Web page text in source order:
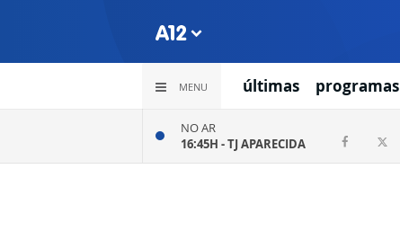
MENU últimas programas
NO AR
16:45H -TJ APARECIDA